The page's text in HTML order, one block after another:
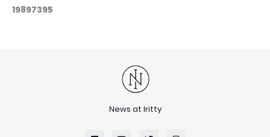
19897395
News at Iritty